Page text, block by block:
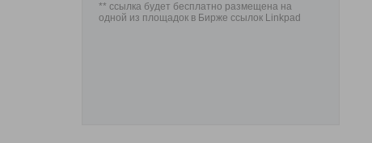
** ссылка будет бесплатно размещена на
одной из площадок в Бирже ссылок Linkpad